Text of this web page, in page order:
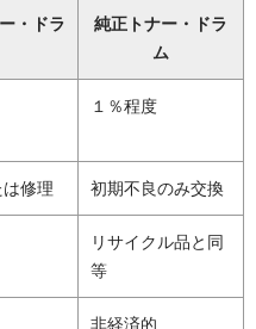
・ドラ
純正トナー・ドラ
ム
１％程度
修理 初期不良のみ交換
リサイクル品と同
等
非経済的